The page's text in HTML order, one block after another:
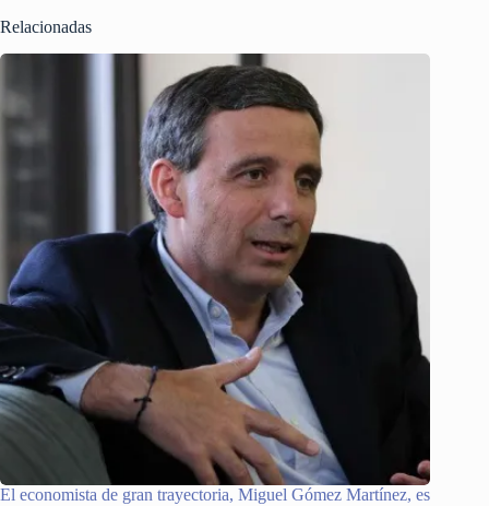
Relacionadas
El economista de gran trayectoria, Miguel Gómez Martínez, es